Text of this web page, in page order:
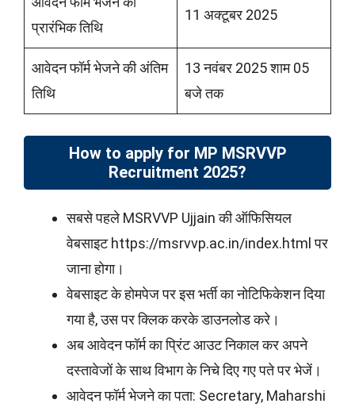
प्रारंभिक तिथि
11 अक्टूबर 2025
आवेदन फॉर्म भेजने की अंतिम
तिथि
13 नवंबर 2025 शाम 05
बजे तक
How to apply for MP MSRVVP
Recruitment 2025?
सबसे पहले MSRVVP Ujjain की ऑफिसियल
वेबसाइट https://msrvvp.ac.in/index.html पर
जाना होगा।
वेबसाइट के होमपेज पर इस भर्ती का नोटिफिकेशन दिया
गया है, उस पर क्लिक करके डाउनलोड करे।
अब आवेदन फॉर्म का प्रिंट आउट निकाल कर अपने
दस्तावेजों के साथ विभाग के निचे दिए गए पते पर भेजें।
आवेदन फॉर्म भेजने का पता: Secretary, Maharshi